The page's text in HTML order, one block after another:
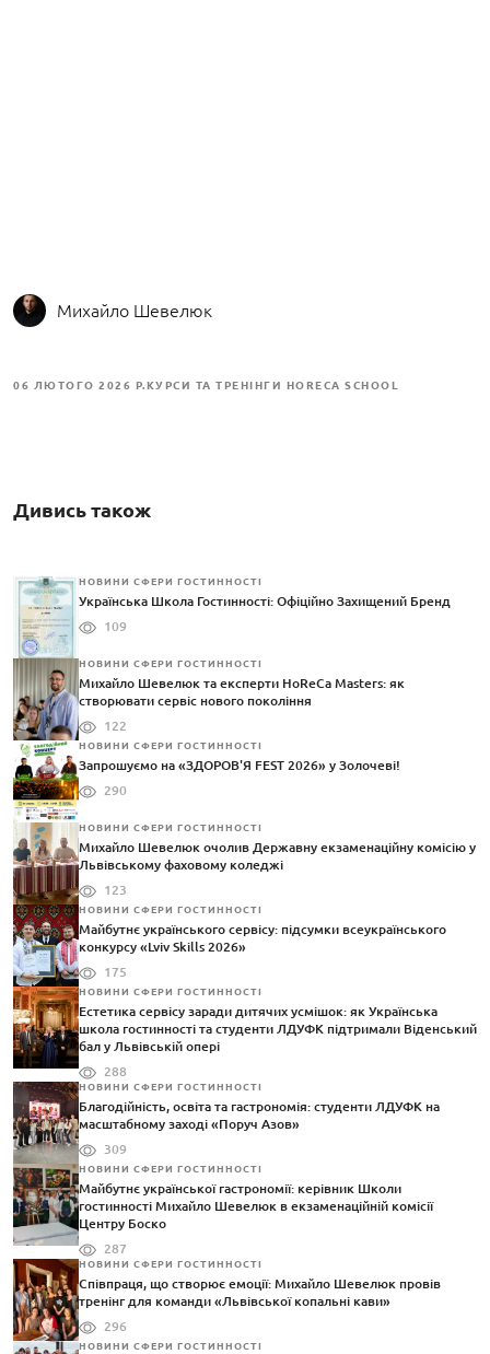
Михайло Шевелюк
06 ЛЮТОГО 2026 Р. КУРСИ ТА ТРЕНІНГИ HORECA SCHOOL
Дивись також
НОВИНИ СФЕРИ ГОСТИННОСТІ
Українська Школа Гостинності: Офіційно Захищений Бренд
109
НОВИНИ СФЕРИ ГОСТИННОСТІ
Михайло Шевелюк та експерти HoReCa Masters: як
створювати сервіс нового покоління
122
НОВИНИ СФЕРИ ГОСТИННОСТІ
Запрошуємо на «ЗДОРОВ'Я FEST 2026» у Золочеві!
290
НОВИНИ СФЕРИ ГОСТИННОСТІ
Михайло Шевелюк очолив Державну екзаменаційну комісію у
Львівському фаховому коледжі
123
НОВИНИ СФЕРИ ГОСТИННОСТІ
Майбутнє українського сервісу: підсумки всеукраїнського
конкурсу «Lviv Skills 2026»
175
НОВИНИ СФЕРИ ГОСТИННОСТІ
Естетика сервісу заради дитячих усмішок: як Українська
школа гостинності та студенти ЛДУФК підтримали Віденський
бал у Львівській опері
288
НОВИНИ СФЕРИ ГОСТИННОСТІ
Благодійність, освіта та гастрономія: студенти ЛДУФК на
масштабному заході «Поруч Азов»
309
НОВИНИ СФЕРИ ГОСТИННОСТІ
Майбутнє української гастрономії: керівник Школи
гостинності Михайло Шевелюк в екзаменаційній комісії
Центру Боско
287
НОВИНИ СФЕРИ ГОСТИННОСТІ
Співпраця, що створює емоції: Михайло Шевелюк провів
тренінг для команди «Львівської копальні кави»
296
НОВИНИ СФЕРИ ГОСТИННОСТІ